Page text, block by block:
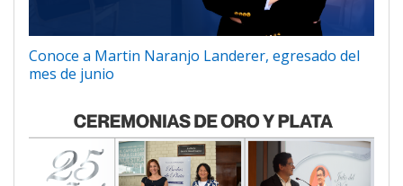
Conoce a Martin Naranjo Landerer, egresado del
mes de junio